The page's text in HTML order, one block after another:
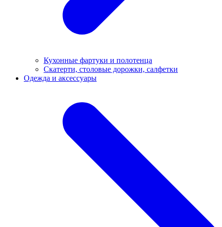
Кухонные фартуки и полотенца
Скатерти, столовые дорожки, салфетки
Одежда и аксессуары